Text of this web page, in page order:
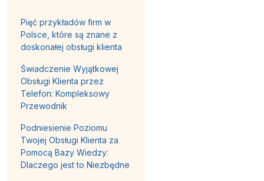
Pięć przykładów firm w
Polsce, które są znane z
doskonałej obsługi klienta
Świadczenie Wyjątkowej
Obsługi Klienta przez
Telefon: Kompleksowy
Przewodnik
Podniesienie Poziomu
Twojej Obsługi Klienta za
Pomocą Bazy Wiedzy:
Dlaczego jest to Niezbędne